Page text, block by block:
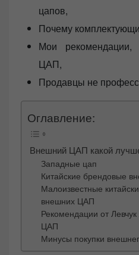
цапов,
Почему
Мои
ЦАП,
Продавцы не
Оглавление:
Внешний ЦАП какой
Западные цап
Китайские брендовые
Малоизвестные
внешних ЦАП
Рекомендации от
ЦАП
Минусы покупки